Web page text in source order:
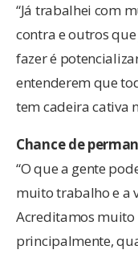
“Já trabalhei com
contra e outros
fazer é
entenderem que
tem cadeira cativa
Chance de
“O que a gente
muito trabalho e a
Acreditamos muito
principalmente,